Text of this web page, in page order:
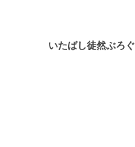
いたばし徒然ぶろぐ